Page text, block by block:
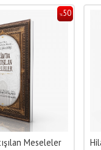
%50
Nimetini İnkar